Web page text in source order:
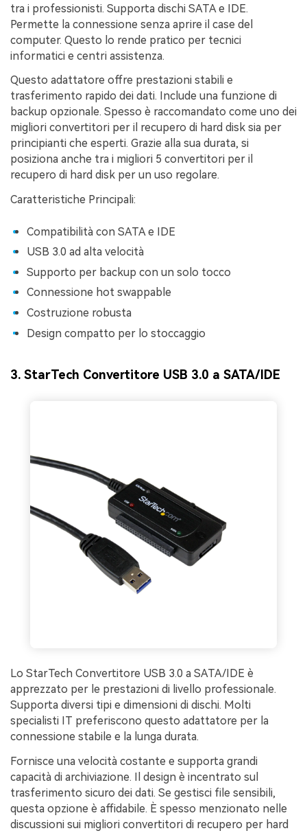
tra i professionisti. Supporta dischi SATA e IDE.
Permette la connessione senza aprire il case del
computer. Questo lo rende pratico per tecnici
informatici e centri assistenza.
Questo adattatore offre prestazioni stabili e
trasferimento rapido dei dati. Include una funzione di
backup opzionale. Spesso è raccomandato come uno dei
migliori convertitori per il recupero di hard disk sia per
principianti che esperti. Grazie alla sua durata, si
posiziona anche tra i migliori 5 convertitori per il
recupero di hard disk per un uso regolare.
Caratteristiche Principali:
Compatibilità con SATA e IDE
USB 3.0 ad alta velocità
Supporto per backup con un solo tocco
Connessione hot swappable
Costruzione robusta
Design compatto per lo stoccaggio
3. StarTech Convertitore USB 3.0 a SATA/IDE
Lo StarTech Convertitore USB 3.0 a SATA/IDE è
apprezzato per le prestazioni di livello professionale.
Supporta diversi tipi e dimensioni di dischi. Molti
specialisti IT preferiscono questo adattatore per la
connessione stabile e la lunga durata.
Fornisce una velocità costante e supporta grandi
capacità di archiviazione. Il design è incentrato sul
trasferimento sicuro dei dati. Se gestisci file sensibili,
questa opzione è affidabile. È spesso menzionato nelle
discussioni sui migliori convertitori di recupero per hard